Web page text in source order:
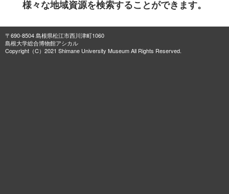
様々な地域資源を検索することができます。
〒690-8504 島根県松江市西川津町1060
島根大学総合博物館アシカル
Copyright（C）2021 Shimane University Museum All Rights Reserved.